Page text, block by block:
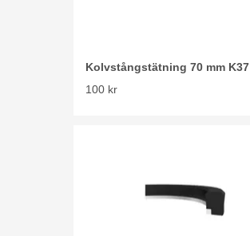
Kolvstångstätning 70 mm K37
100 kr